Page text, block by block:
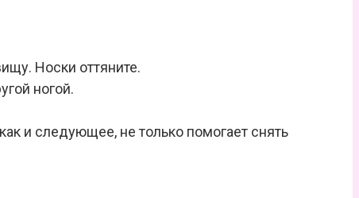
Носки оттяните.
ногой.
и следующее, не только помогает снять